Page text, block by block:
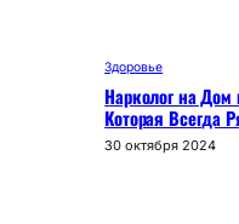
Здоровье
Нарколог на
Которая Всегда
30 октября 2024